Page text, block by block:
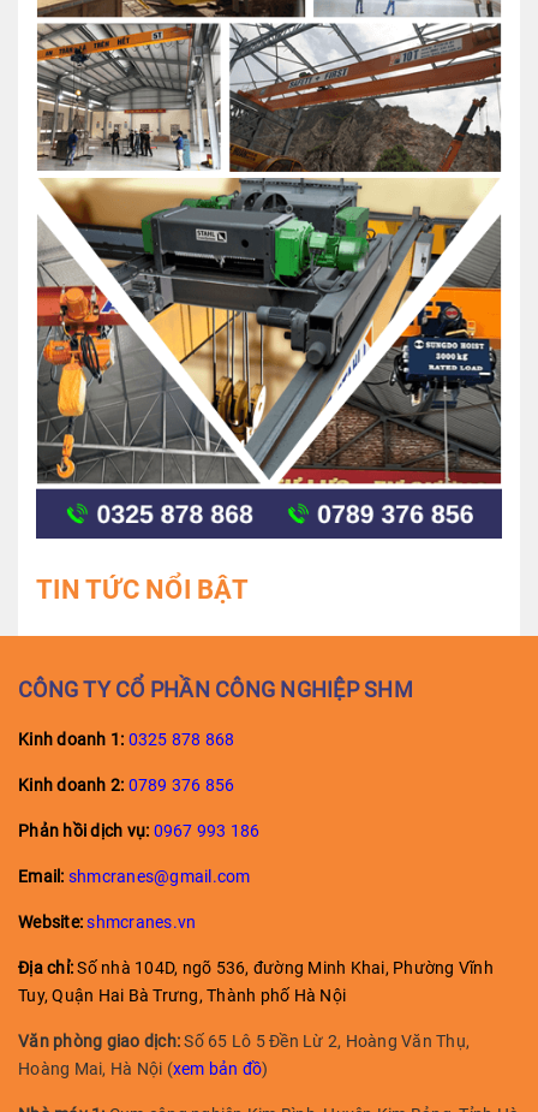
TIN TỨC NỔI BẬT
CÔNG TY CỔ PHẦN CÔNG NGHIỆP SHM
Kinh doanh 1: 0325 878 868
Kinh doanh 2: 0789 376 856
Phản hồi dịch vụ: 0967 993 186
Email: shmcranes@gmail.com
Website: shmcranes.vn
Địa chỉ:Số nhà 104D, ngõ 536, đường Minh Khai, Phường Vĩnh
Tuy, Quận Hai Bà Trưng, Thành phố Hà Nội
Văn phòng giao dịch:Số 65 Lô 5 Đền Lừ 2, Hoàng Văn Thụ,
Hoàng Mai, Hà Nội (xem bản đồ)